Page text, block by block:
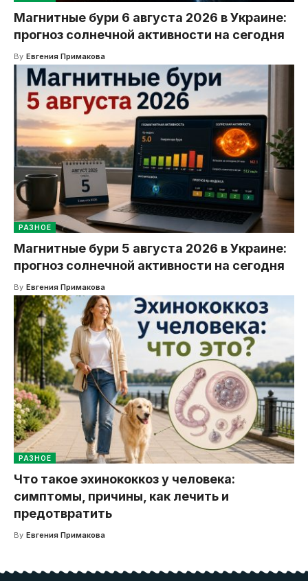
Магнитные бури 6 августа 2026 в Украине:
прогноз солнечной активности на сегодня
By Евгения Примакова
РАЗНОЕ
Магнитные бури 5 августа 2026 в Украине:
прогноз солнечной активности на сегодня
By Евгения Примакова
РАЗНОЕ
Что такое эхинококкоз у человека:
симптомы, причины, как лечить и
предотвратить
By Евгения Примакова